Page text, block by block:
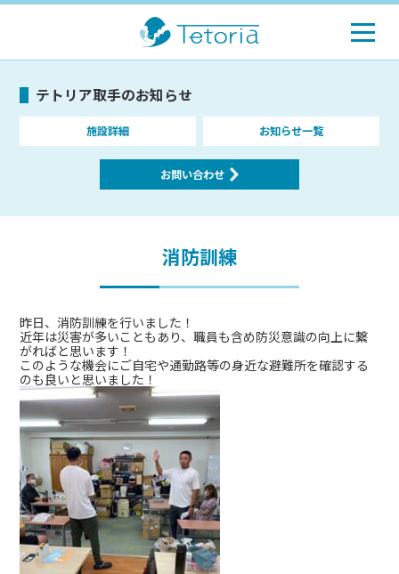
テトリア取手のお知らせ
施設詳細 お知らせ一覧
お問い合わせ
消防訓練
昨日、消防訓練を行いました！
近年は災害が多いこともあり、職員も含め防災意識の向上に繋
がればと思います！
このような機会にご自宅や通勤路等の身近な避難所を確認する
のも良いと思いました！